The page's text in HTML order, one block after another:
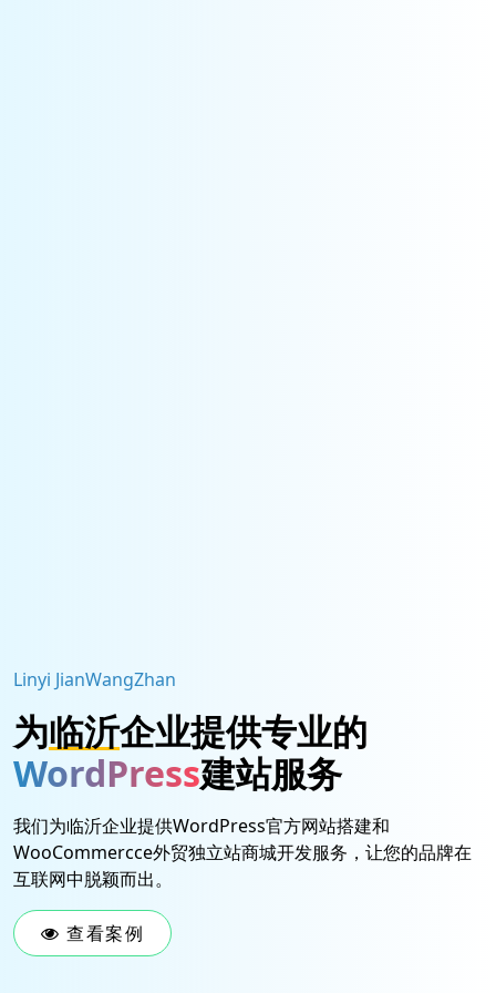
Linyi JianWangZhan
为临沂企业提供专业的
WordPress建站服务
我们为临沂企业提供WordPress官方网站搭建和
WooCommercce外贸独立站商城开发服务，让您的品牌在
互联网中脱颖而出。
查看案例